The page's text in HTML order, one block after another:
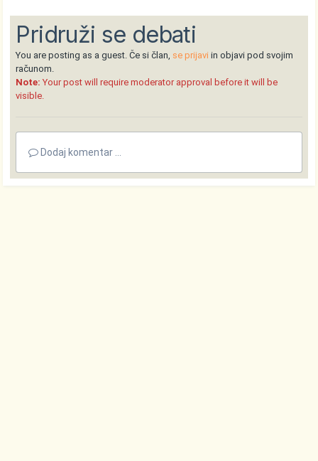
Pridruži se debati
You are posting as a guest. Če si član, se prijavi in objavi pod svojim
računom.
Note: Your post will require moderator approval before it will be
visible.
Dodaj komentar ...